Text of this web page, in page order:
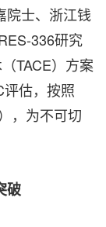
院士、浙江钱
336研究
TACE）方案
估，按照
，为不可切
破